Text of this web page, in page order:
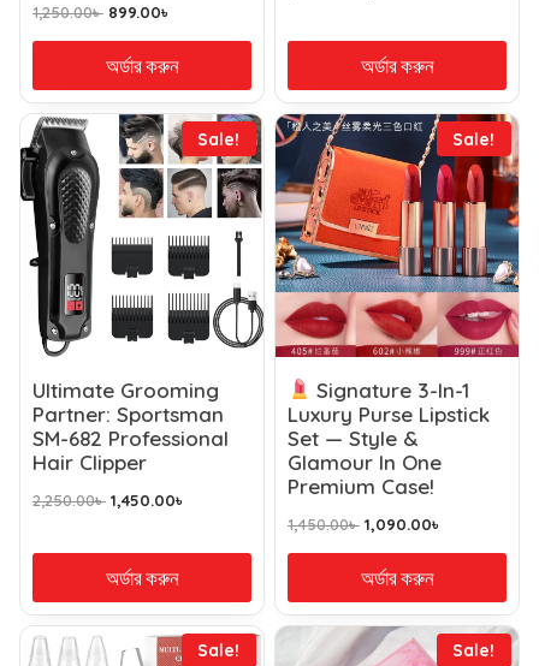
1,250.00৳ 899.00৳
অর্ডার করুন অর্ডার করুন
Sale!
Ultimate Grooming
Partner: Sportsman
SM-682 Professional
Hair Clipper
2,250.00৳ 1,450.00৳
অর্ডার করুন
Sale!
Signature 3-In-1
Luxury Purse Lipstick
Set — Style &
Glamour In One
Premium Case!
1,450.00৳ 1,090.00৳
অর্ডার করুন
Sale! Sale!